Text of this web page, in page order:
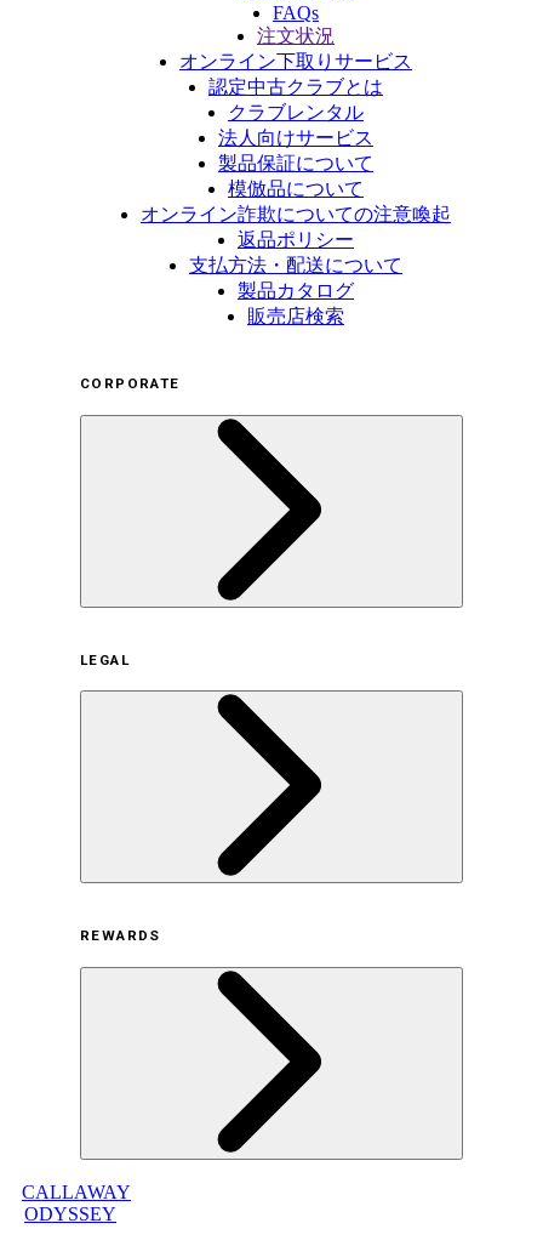
FAQs
注文状況
オンライン下取りサービス
認定中古クラブとは
クラブレンタル
法人向けサービス
製品保証について
模倣品について
オンライン詐欺についての注意喚起
返品ポリシー
支払方法・配送について
製品カタログ
販売店検索
CORPORATE
サステナビリティの取り組み（日本）
サステナビリティの取り組み（米国/英語）
ヒストリー
採用情報
LEGAL
オンラインストア利用規約
プライバシーポリシー
特定商取引法に基づく表示
古物営業法に基づく表示
REWARDS
CALLAWAY
ODYSSEY